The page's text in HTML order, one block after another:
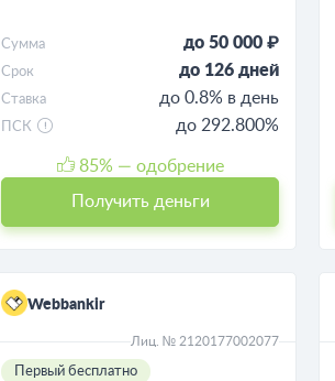
Сумма до 50 000 ₽
Срок до 126 дней
Ставка до 0.8% в день
ПСК до 292.800%
85% — одобрение
Получить деньги
Webbankir
Лиц. № 2120177002077
Первый бесплатно